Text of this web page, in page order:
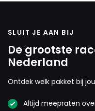
SLUIT JE AAN BIJ
De grootste
Nederland
Ontdek welk pakket bij
Altijd meepraten